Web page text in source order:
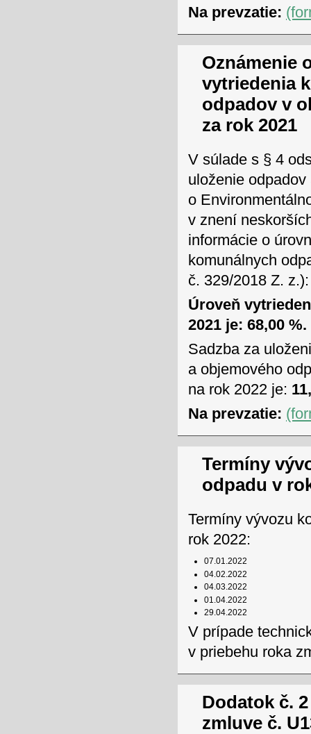
Na prevzatie:
Oznámenie
vytriedenia
odpadov v
za rok 2021
V súlade s § 4
uloženie
o
v znení
informácie o
komunálnych
č. 329/2018 Z. z.):
Úroveň
2021 je: 68,00 %.
Sadzba za
a objemového
na rok 2022 je:
Na prevzatie:
Termíny
odpadu v
Termíny vývozu
rok 2022:
07.01.2022
04.02.2022
04.03.2022
01.04.2022
29.04.2022
V prípade
v priebehu roka
Dodatok č.
zmluve č.